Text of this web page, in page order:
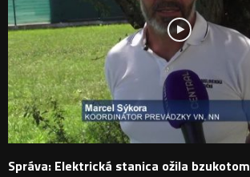
Správa: Elektrická stanica ožila bzukotom